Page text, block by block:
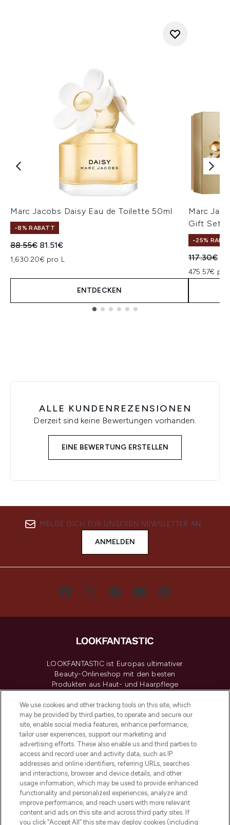
Marc Jacobs Daisy Eau de Toilette 50ml
-8% RABATT
Unverbindliche Preisempfehlung:
88.55€ Aktueller Preis:
81.51€
1,630.20€ pro L
ENTDECKEN
Marc
Gift Set
-25%
117.30€
475.57€
ALLE KUNDENREZENSIONEN
Derzeit sind keine Bewertungen vorhanden.
EINE BEWERTUNG ERSTELLEN
MELDE DICH FÜR UNSEREN NEWSLETTER AN
ANMELDEN
LOOKFANTASTIC ist Europas ultimativer
Beauty-Onlineshop mit den besten
Produkten aus Haut- und Haarpflege
renommierten Marken. Shoppe online
oder über die App mit kostenloser
Lieferung ab einem Einkaufswert von 30€.
Cookie-Einwilligung
Do Not Sell or Share My Personal
Information
HILFE & INFORMATION
We use cookies and other tracking tools on this site, which
may be provided by third parties, to operate and secure our
site, enable social media features, enhance performance,
tailor user experiences, support our marketing and
advertising efforts. These also enable us and third parties to
access and record user and activity data, such as IP
addresses and online identifiers, referring URLs, searches
and interactions, browser and device details, and other
usage information, which may be used to provide enhanced
functionality and personalized experiences, analyze and
improve performance, and reach users with more relevant
content and ads on this site and across third party sites. If
you click “Accept All” this site may deploy cookies (including